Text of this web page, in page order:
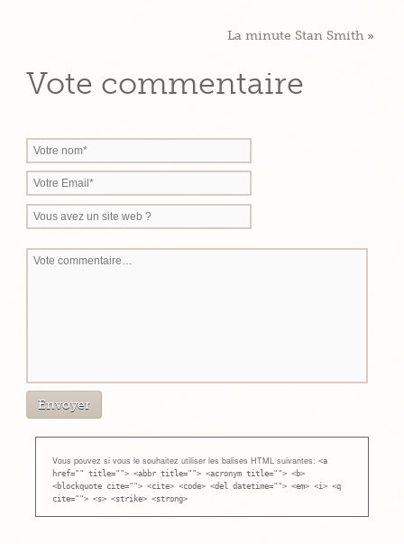
La minute Stan Smith»
Vote commentaire
Vous pouvez si vous le souhaitez utiliser les balises HTML suivantes: <a
href="" title=""> <abbr title=""> <acronym title=""> <b>
<blockquote cite=""> <cite> <code> <del datetime=""> <em> <i> <q
cite=""> <s> <strike> <strong>